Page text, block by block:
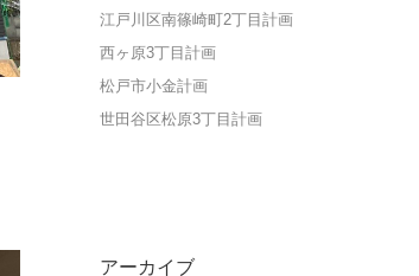
江戸川区南篠崎町2丁目計画
西ヶ原3丁目計画
松戸市小金計画
世田谷区松原3丁目計画
アーカイブ